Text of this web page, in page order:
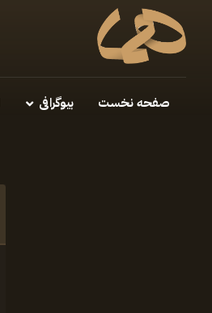
صفحه نخست بیوگرافی